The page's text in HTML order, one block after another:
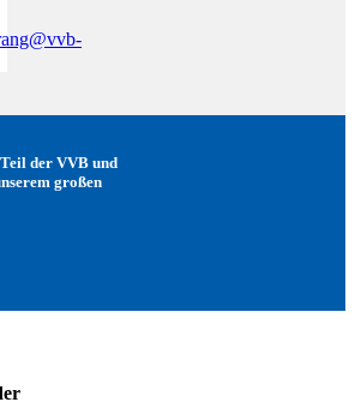
der VVB und
großen